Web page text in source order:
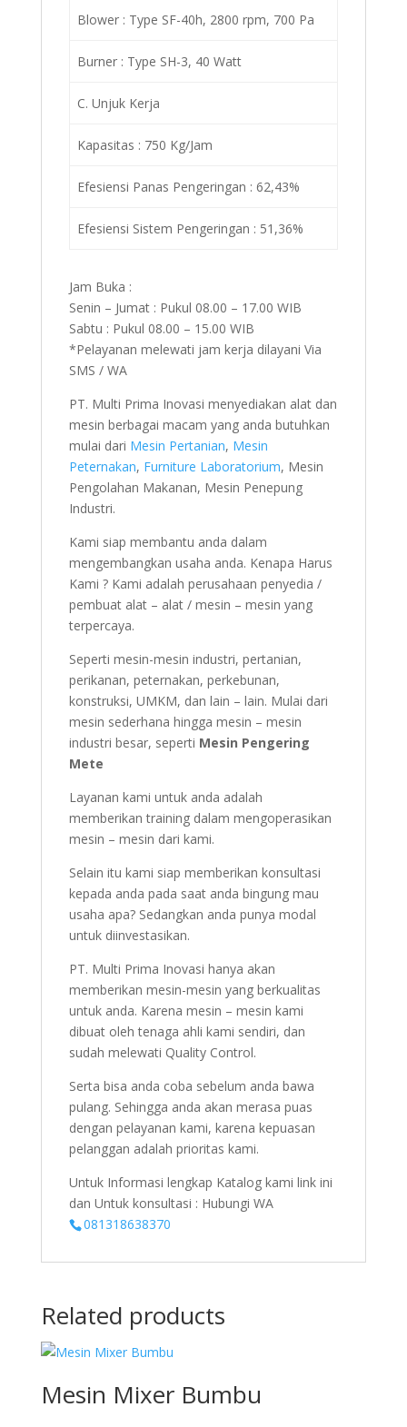
Blower : Type SF-40h, 2800 rpm, 700 Pa
Burner : Type SH-3, 40 Watt
C. Unjuk Kerja
Kapasitas : 750 Kg/Jam
Efesiensi Panas Pengeringan : 62,43%
Efesiensi Sistem Pengeringan : 51,36%
Jam Buka :
Senin – Jumat : Pukul 08.00 – 17.00 WIB
Sabtu : Pukul 08.00 – 15.00 WIB
*Pelayanan melewati jam kerja dilayani Via
SMS / WA
PT. Multi Prima Inovasi menyediakan alat dan
mesin berbagai macam yang anda butuhkan
mulai dari Mesin Pertanian, Mesin
Peternakan, Furniture Laboratorium, Mesin
Pengolahan Makanan, Mesin Penepung
Industri.
Kami siap membantu anda dalam
mengembangkan usaha anda. Kenapa Harus
Kami ? Kami adalah perusahaan penyedia /
pembuat alat – alat / mesin – mesin yang
terpercaya.
Seperti mesin-mesin industri, pertanian,
perikanan, peternakan, perkebunan,
konstruksi, UMKM, dan lain – lain. Mulai dari
mesin sederhana hingga mesin – mesin
industri besar, seperti Mesin Pengering
Mete
Layanan kami untuk anda adalah
memberikan training dalam mengoperasikan
mesin – mesin dari kami.
Selain itu kami siap memberikan konsultasi
kepada anda pada saat anda bingung mau
usaha apa? Sedangkan anda punya modal
untuk diinvestasikan.
PT. Multi Prima Inovasi hanya akan
memberikan mesin-mesin yang berkualitas
untuk anda. Karena mesin – mesin kami
dibuat oleh tenaga ahli kami sendiri, dan
sudah melewati Quality Control.
Serta bisa anda coba sebelum anda bawa
pulang. Sehingga anda akan merasa puas
dengan pelayanan kami, karena kepuasan
pelanggan adalah prioritas kami.
Untuk Informasi lengkap Katalog kami link ini
dan Untuk konsultasi : Hubungi WA
081318638370
Related products
Mesin Mixer Bumbu